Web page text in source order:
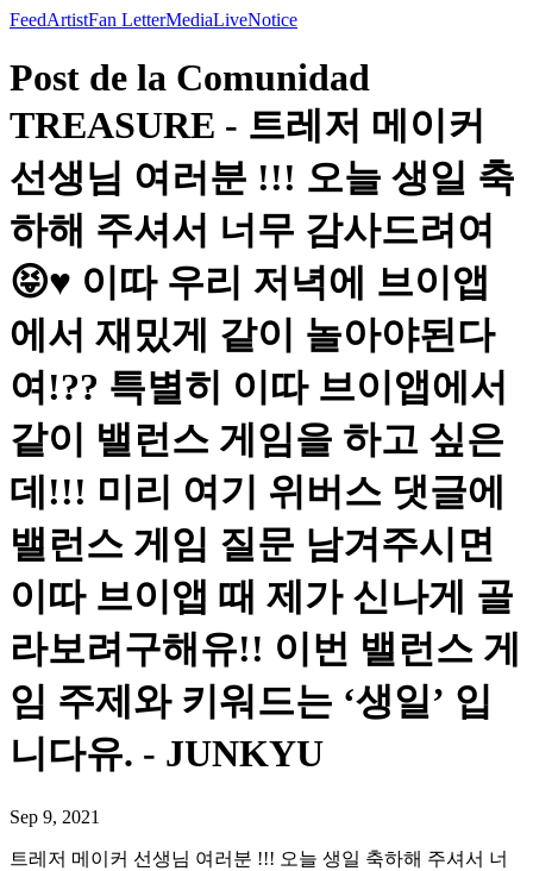
FeedArtistFan LetterMediaLiveNotice
Post de la Comunidad
TREASURE - 트레저 메이커
선생님 여러분 !!! 오늘 생일 축
하해 주셔서 너무 감사드려여
😝♥️ 이따 우리 저녁에 브이앱
에서 재밌게 같이 놀아야된다
여!?? 특별히 이따 브이앱에서
같이 밸런스 게임을 하고 싶은
데!!! 미리 여기 위버스 댓글에
밸런스 게임 질문 남겨주시면
이따 브이앱 때 제가 신나게 골
라보려구해유!! 이번 밸런스 게
임 주제와 키워드는 ‘생일’ 입
니다유. - JUNKYU
Sep 9, 2021
트레저 메이커 선생님 여러분 !!! 오늘 생일 축하해 주셔서 너